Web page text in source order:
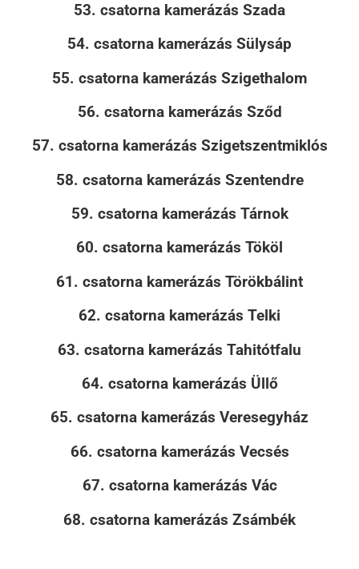
53. csatorna kamerázás Szada
54. csatorna kamerázás Sülysáp
55. csatorna kamerázás Szigethalom
56. csatorna kamerázás Sződ
57. csatorna kamerázás Szigetszentmiklós
58. csatorna kamerázás Szentendre
59. csatorna kamerázás Tárnok
60. csatorna kamerázás Tököl
61. csatorna kamerázás Törökbálint
62. csatorna kamerázás Telki
63. csatorna kamerázás Tahitótfalu
64. csatorna kamerázás Üllő
65. csatorna kamerázás Veresegyház
66. csatorna kamerázás Vecsés
67. csatorna kamerázás Vác
68. csatorna kamerázás Zsámbék